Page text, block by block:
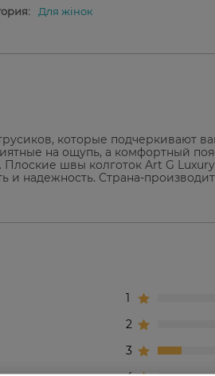
Для жінок
которые подчеркивают
на ощупь, а комфортный
Плоские швы колготок Art G Luxury
и надежность. Страна-
1
2
3